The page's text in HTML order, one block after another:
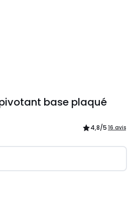
base plaqué
4,8/5 16 avis